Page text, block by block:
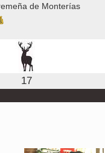
de Monterías
17